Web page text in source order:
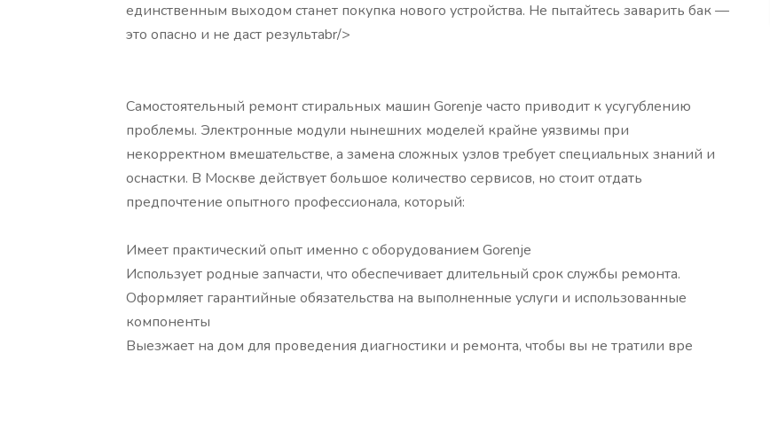
единственным выходом станет покупка нового устройства. Не пытайтесь заварить бак —
это опасно и не даст результаbr/>
Самостоятельный ремонт стиральных машин Gorenje часто приводит к усугублению
проблемы. Электронные модули нынешних моделей крайне уязвимы при
некорректном вмешательстве, а замена сложных узлов требует специальных знаний и
оснастки. В Москве действует большое количество сервисов, но стоит отдать
предпочтение опытного профессионала, который:
Имеет практический опыт именно с оборудованием Gorenje
Использует родные запчасти, что обеспечивает длительный срок службы ремонта.
Оформляет гарантийные обязательства на выполненные услуги и использованные
компоненты
Выезжает на дом для проведения диагностики и ремонта, чтобы вы не тратили вре